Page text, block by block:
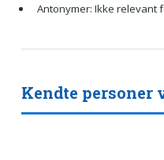
Antonymer: Ikke relevant
Kendte personer